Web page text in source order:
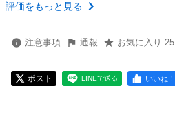
評価をもっと見る
注意事項 通報 お気に入り 25
ポスト LINEで送る いいね！